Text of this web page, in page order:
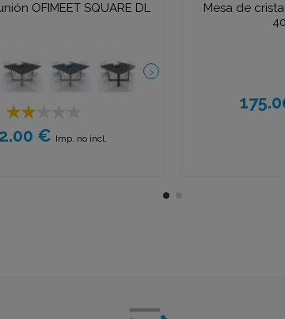
OFIMEET SQUARE DL
€ Imp. no incl.
Mesa de